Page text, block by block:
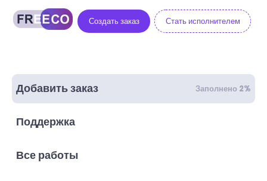
Создать заказ Стать исполнителем
Добавить заказ Заполнено 2%
Поддержка
Все работы